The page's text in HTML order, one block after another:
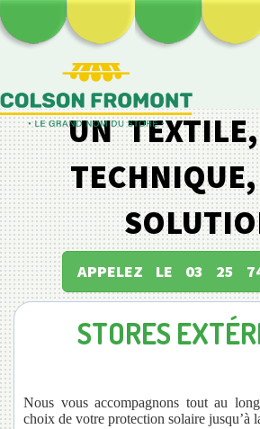
UN
APPELEZ LE 03 25
STORES
Nous vous accompagnons tout au
choix de votre protection solaire jusqu’à